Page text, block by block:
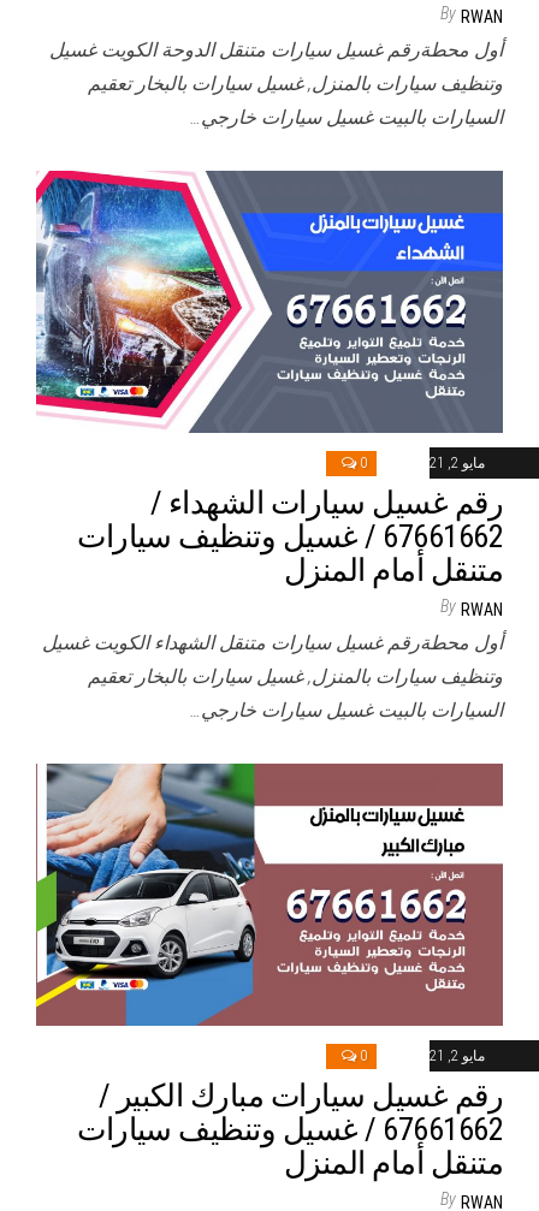
By RWAN
أول محطةرقم غسيل سيارات متنقل الدوحة الكويت غسيل
وتنظيف سيارات بالمنزل, غسيل سيارات بالبخار تعقيم
السيارات بالبيت غسيل سيارات خارجي…
مايو 2, 2021 0
رقم غسيل سيارات الشهداء /
67661662 / غسيل وتنظيف سيارات
متنقل أمام المنزل
By RWAN
أول محطةرقم غسيل سيارات متنقل الشهداء الكويت غسيل
وتنظيف سيارات بالمنزل, غسيل سيارات بالبخار تعقيم
السيارات بالبيت غسيل سيارات خارجي…
مايو 2, 2021 0
رقم غسيل سيارات مبارك الكبير /
67661662 / غسيل وتنظيف سيارات
متنقل أمام المنزل
By RWAN